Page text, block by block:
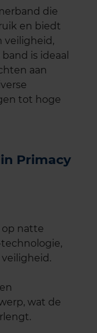
die
en biedt
veiligheid,
is ideaal
aan
tot hoge
Primacy
natte
wat de